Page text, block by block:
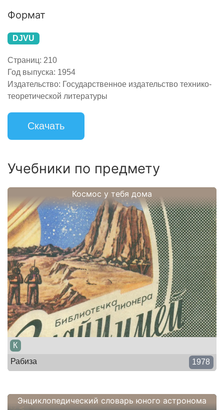
Формат
DJVU
Страниц: 210
Год выпуска: 1954
Издательство: Государственное издательство технико-
теоретической литературы
Скачать
Учебники по предмету
Космос у тебя дома
К
Рабиза
1978
Энциклопедический словарь юного астронома